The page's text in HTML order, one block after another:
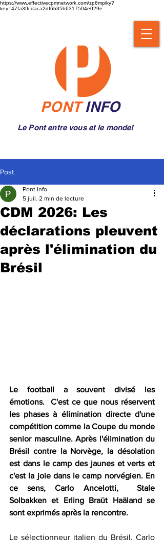
https://www.effectivecpmnetwork.com/zp6mpiky?
key=47fa3ffcdaca2df6b35b6317504e029e
PONTINFO
Le Pont entre vous et le monde!
Post
CDM 2026: Les
déclarations pleuvent
après l'élimination du
Brésil
Pont Info
5 juil. 2 min de lecture
Le football a souvent divisé les
émotions.  C'est ce que nous réservent
les phases à élimination directe d'une
compétition comme la Coupe du monde
senior masculine. Après l'élimination du
Brésil contre la Norvège, la désolation
est dans le camp des jaunes et verts et
c'est la joie dans le camp norvégien. En
ce sens, Carlo Ancelotti,  Stale
Solbakken et Erling Braüt Haäland se
sont exprimés après la rencontre.
Le sélectionneur italien du Brésil, Carlo